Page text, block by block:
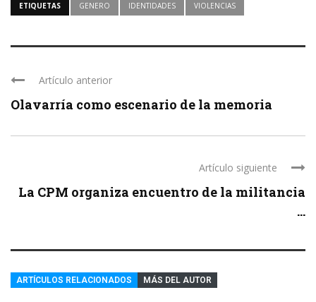
ETIQUETAS GENERO IDENTIDADES VIOLENCIAS
Artículo anterior
Olavarría como escenario de la memoria
Artículo siguiente
La CPM organiza encuentro de la militancia
...
ARTÍCULOS RELACIONADOS MÁS DEL AUTOR